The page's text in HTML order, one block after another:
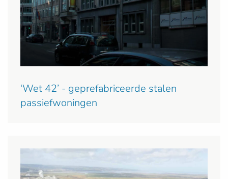
‘Wet 42’ - geprefabriceerde stalen
passiefwoningen